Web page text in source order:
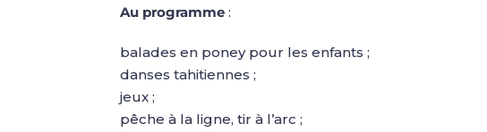
Au programme :
balades en poney pour les enfants ;
danses tahitiennes ;
jeux ;
pêche à la ligne, tir à l’arc ;